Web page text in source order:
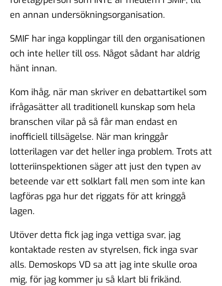
en annan undersökningsorganisation.
SMIF har inga kopplingar till den organisationen
och inte heller till oss. Något sådant har aldrig
hänt innan.
Kom ihåg, när man skriver en debattartikel som
ifrågasätter all traditionell kunskap som hela
branschen vilar på så får man endast en
inofficiell tillsägelse. När man kringgår
lotterilagen var det heller inga problem. Trots att
lotteriinspektionen säger att just den typen av
beteende var ett solklart fall men som inte kan
lagföras pga hur det riggats för att kringgå
lagen.
Utöver detta fick jag inga vettiga svar, jag
kontaktade resten av styrelsen, fick inga svar
alls. Demoskops VD sa att jag inte skulle oroa
mig, för jag kommer ju så klart bli frikänd.